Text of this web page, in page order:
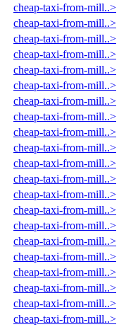
cheap-taxi-from-mill..>
cheap-taxi-from-mill..>
cheap-taxi-from-mill..>
cheap-taxi-from-mill..>
cheap-taxi-from-mill..>
cheap-taxi-from-mill..>
cheap-taxi-from-mill..>
cheap-taxi-from-mill..>
cheap-taxi-from-mill..>
cheap-taxi-from-mill..>
cheap-taxi-from-mill..>
cheap-taxi-from-mill..>
cheap-taxi-from-mill..>
cheap-taxi-from-mill..>
cheap-taxi-from-mill..>
cheap-taxi-from-mill..>
cheap-taxi-from-mill..>
cheap-taxi-from-mill..>
cheap-taxi-from-mill..>
cheap-taxi-from-mill..>
cheap-taxi-from-mill..>